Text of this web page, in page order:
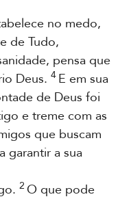
no medo,
de Tudo,
pensa que
Deus. 4 E em sua
de Deus foi
e treme com as
que buscam
garantir a sua
2 O que pode